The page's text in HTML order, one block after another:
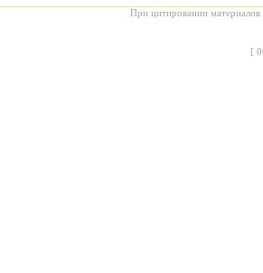
При цитировании материалов
[